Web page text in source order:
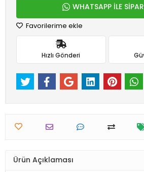
WHATSAPP İLE
Favorilerime ekle
Hızlı Gönderi
Ürün Açıklaması